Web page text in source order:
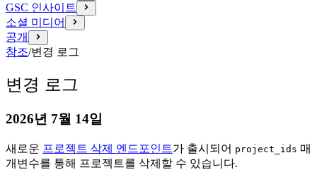
GSC 인사이트
소셜 미디어
공개
참조/변경 로그
변경 로그
2026년 7월 14일
새로운 프로젝트 삭제 엔드포인트가 출시되어 project_ids 매
개변수를 통해 프로젝트를 삭제할 수 있습니다.